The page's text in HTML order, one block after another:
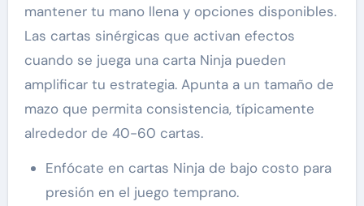
mantener tu mano llena y opciones disponibles.
Las cartas sinérgicas que activan efectos
cuando se juega una carta Ninja pueden
amplificar tu estrategia. Apunta a un tamaño de
mazo que permita consistencia, típicamente
alrededor de 40-60 cartas.
Enfócate en cartas Ninja de bajo costo para
presión en el juego temprano.